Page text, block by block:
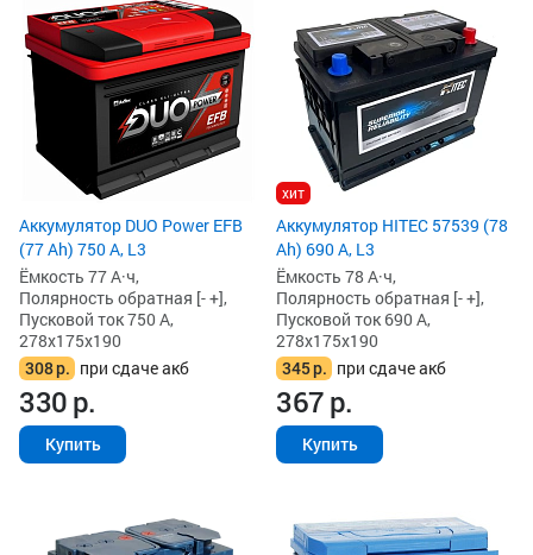
Аккумулятор DUO Power EFB
(77 Ah) 750 А, L3
Ёмкость 77 А·ч,
Полярность обратная [- +],
Пусковой ток 750 А,
278x175x190
308р. при сдаче акб
330р.
Купить
хит
Аккумулятор HITEC 57539 (78
Ah) 690 А, L3
Ёмкость 78 А·ч,
Полярность обратная [- +],
Пусковой ток 690 А,
278x175x190
345р. при сдаче акб
367р.
Купить